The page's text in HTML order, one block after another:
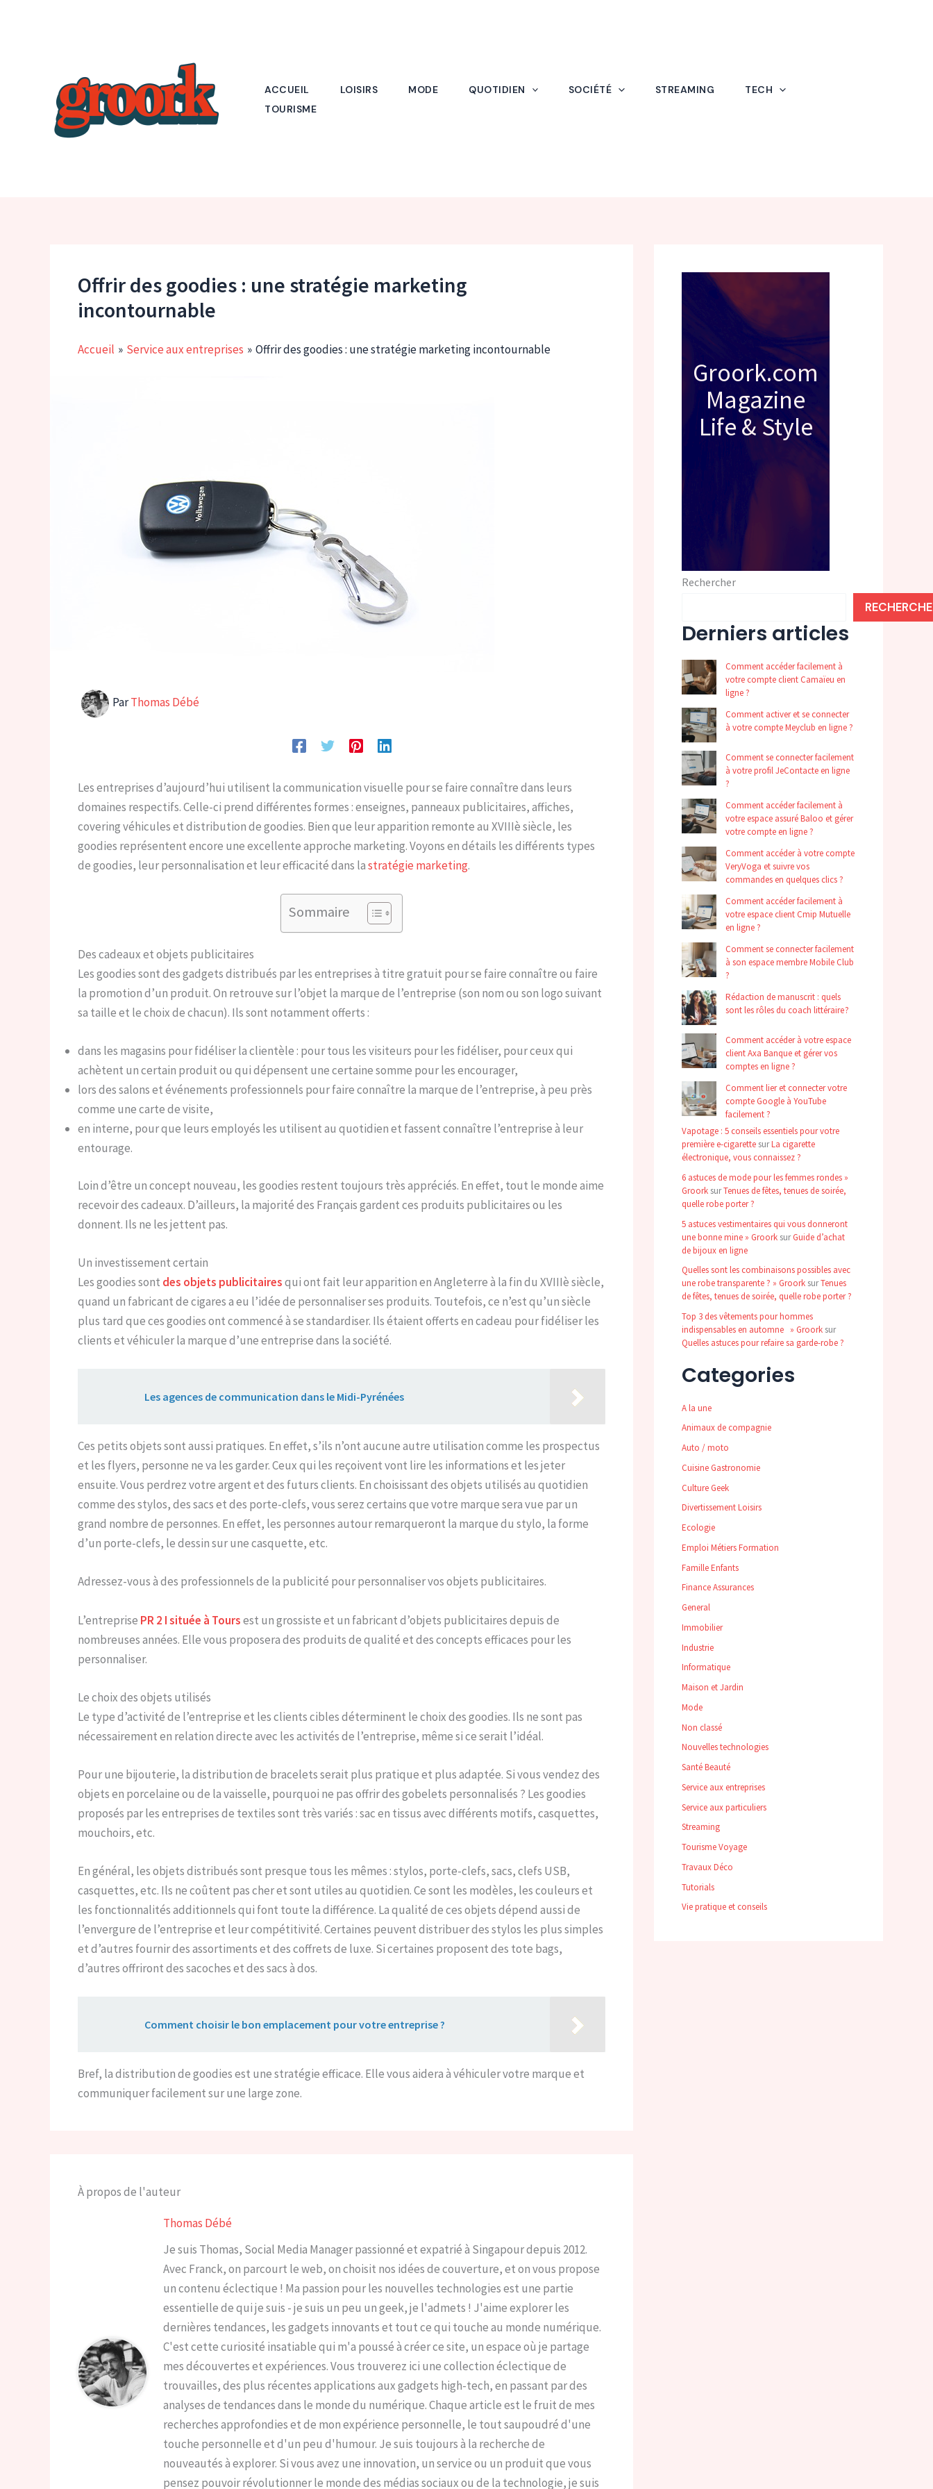
ACCUEIL LOISIRS MODE QUOTIDIEN SOCIÉTÉ STREAMING
TECH
TOURISME
Offrir des goodies : une stratégie marketing
incontournable
Accueil Service aux entreprises Offrir des goodies : une stratégie marketing incontournable
ParThomas Débé
Les entreprises d’aujourd’hui utilisent la communication visuelle pour se faire connaître dans leurs
domaines respectifs. Celle-ci prend différentes formes : enseignes, panneaux publicitaires, affiches,
covering véhicules et distribution de goodies. Bien que leur apparition remonte au XVIIIè siècle, les
goodies représentent encore une excellente approche marketing. Voyons en détails les différents types
de goodies, leur personnalisation et leur efficacité dans lastratégie marketing.
Sommaire
Des cadeaux et objets publicitaires
Les goodies sont des gadgets distribués par les entreprises à titre gratuit pour se faire connaître ou faire
la promotion d’un produit. On retrouve sur l’objet la marque de l’entreprise (son nom ou son logo suivant
sa taille et le choix de chacun). Ils sont notamment offerts :
dans les magasins pour fidéliser la clientèle : pour tous les visiteurs pour les fidéliser, pour ceux qui
achètent un certain produit ou qui dépensent une certaine somme pour les encourager,
lors des salons et événements professionnels pour faire connaître la marque de l’entreprise, à peu près
comme une carte de visite,
en interne, pour que leurs employés les utilisent au quotidien et fassent connaître l’entreprise à leur
entourage.
Loin d’être un concept nouveau, les goodies restent toujours très appréciés. En effet, tout le monde aime
recevoir des cadeaux. D’ailleurs, la majorité des Français gardent ces produits publicitaires ou les
donnent. Ils ne les jettent pas.
Un investissement certain
Les goodies sont des objets publicitairesqui ont fait leur apparition en Angleterre à la fin du XVIIIè siècle,
quand un fabricant de cigares a eu l’idée de personnaliser ses produits. Toutefois, ce n’est qu’un siècle
plus tard que ces goodies ont commencé à se standardiser. Ils étaient offerts en cadeau pour fidéliser les
clients et véhiculer la marque d’une entreprise dans la société.
Les agences de communication dans le Midi-Pyrénées
Ces petits objets sont aussi pratiques. En effet, s’ils n’ont aucune autre utilisation comme les prospectus
et les flyers, personne ne va les garder. Ceux qui les reçoivent vont lire les informations et les jeter
ensuite. Vous perdrez votre argent et des futurs clients. En choisissant des objets utilisés au quotidien
comme des stylos, des sacs et des porte-clefs, vous serez certains que votre marque sera vue par un
grand nombre de personnes. En effet, les personnes autour remarqueront la marque du stylo, la forme
d’un porte-clefs, le dessin sur une casquette, etc.
Adressez-vous à des professionnels de la publicité pour personnaliser vos objets publicitaires.
L’entreprise PR 2 I située à Toursest un grossiste et un fabricant d’objets publicitaires depuis de
nombreuses années. Elle vous proposera des produits de qualité et des concepts efficaces pour les
personnaliser.
Le choix des objets utilisés
Le type d’activité de l’entreprise et les clients cibles déterminent le choix des goodies. Ils ne sont pas
nécessairement en relation directe avec les activités de l’entreprise, même si ce serait l’idéal.
Pour une bijouterie, la distribution de bracelets serait plus pratique et plus adaptée. Si vous vendez des
objets en porcelaine ou de la vaisselle, pourquoi ne pas offrir des gobelets personnalisés ? Les goodies
proposés par les entreprises de textiles sont très variés : sac en tissus avec différents motifs, casquettes,
mouchoirs, etc.
En général, les objets distribués sont presque tous les mêmes : stylos, porte-clefs, sacs, clefs USB,
casquettes, etc. Ils ne coûtent pas cher et sont utiles au quotidien. Ce sont les modèles, les couleurs et
les fonctionnalités additionnels qui font toute la différence. La qualité de ces objets dépend aussi de
l’envergure de l’entreprise et leur compétitivité. Certaines peuvent distribuer des stylos les plus simples
et d’autres fournir des assortiments et des coffrets de luxe. Si certaines proposent des tote bags,
d’autres offriront des sacoches et des sacs à dos.
Comment choisir le bon emplacement pour votre entreprise ?
Bref, la distribution de goodies est une stratégie efficace. Elle vous aidera à véhiculer votre marque et
communiquer facilement sur une large zone.
À propos de l'auteur
Thomas Débé
Je suis Thomas, Social Media Manager passionné et expatrié à Singapour depuis 2012.
Avec Franck, on parcourt le web, on choisit nos idées de couverture, et on vous propose
un contenu éclectique ! Ma passion pour les nouvelles technologies est une partie
essentielle de qui je suis - je suis un peu un geek, je l'admets ! J'aime explorer les
dernières tendances, les gadgets innovants et tout ce qui touche au monde numérique.
C'est cette curiosité insatiable qui m'a poussé à créer ce site, un espace où je partage
mes découvertes et expériences. Vous trouverez ici une collection éclectique de
trouvailles, des plus récentes applications aux gadgets high-tech, en passant par des
analyses de tendances dans le monde du numérique. Chaque article est le fruit de mes
recherches approfondies et de mon expérience personnelle, le tout saupoudré d'une
touche personnelle et d'un peu d'humour. Je suis toujours à la recherche de
nouveautés à explorer. Si vous avez une innovation, un service ou un produit que vous
pensez pouvoir révolutionner le monde des médias sociaux ou de la technologie, je suis
Groork.com
Magazine
Life & Style
Rechercher
Derniers articles
Comment accéder facilement à
votre compte client Camaïeu en
ligne ?
Comment activer et se connecter
à votre compte Meyclub en ligne ?
Comment se connecter facilement
à votre profil JeContacte en ligne
?
Comment accéder facilement à
votre espace assuré Baloo et gérer
votre compte en ligne ?
Comment accéder à votre compte
VeryVoga et suivre vos
commandes en quelques clics ?
Comment accéder facilement à
votre espace client Cmip Mutuelle
en ligne ?
Comment se connecter facilement
à son espace membre Mobile Club
?
Rédaction de manuscrit : quels
sont les rôles du coach littéraire ?
Comment accéder à votre espace
client Axa Banque et gérer vos
comptes en ligne ?
Comment lier et connecter votre
compte Google à YouTube
facilement ?
Vapotage : 5 conseils essentiels pour votre
première e-cigarette surLa cigarette
électronique, vous connaissez ?
6 astuces de mode pour les femmes rondes »
Groork surTenues de fêtes, tenues de soirée,
quelle robe porter ?
5 astuces vestimentaires qui vous donneront
une bonne mine » Groork surGuide d’achat
de bijoux en ligne
Quelles sont les combinaisons possibles avec
une robe transparente ? » Groork surTenues
de fêtes, tenues de soirée, quelle robe porter ?
Top 3 des vêtements pour hommes
indispensables en automne » Groork sur
Quelles astuces pour refaire sa garde-robe ?
Categories
A la une
Animaux de compagnie
Auto / moto
Cuisine Gastronomie
Culture Geek
Divertissement Loisirs
Ecologie
Emploi Métiers Formation
Famille Enfants
Finance Assurances
General
Immobilier
Industrie
Informatique
Maison et Jardin
Mode
Non classé
Nouvelles technologies
Santé Beauté
Service aux entreprises
Service aux particuliers
Streaming
Tourisme Voyage
Travaux Déco
Tutorials
Vie pratique et conseils